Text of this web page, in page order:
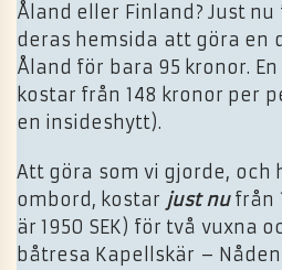
Åland eller Finland? Just
deras hemsida att göra en
Åland för bara 95 kronor.
kostar från 148 kronor per
en insideshytt).
Att göra som vi gjorde, och
ombord, kostar just nu från
är 1950 SEK) för två vuxna
båtresa Kapellskär –